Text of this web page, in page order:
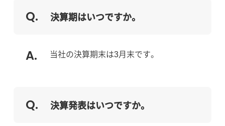
決算期はいつですか。
当社の決算期末は3月末です。
決算発表はいつですか。